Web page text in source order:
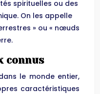
spirituelles ou des
On les appelle
» ou « nœuds
connus
le monde entier,
caractéristiques